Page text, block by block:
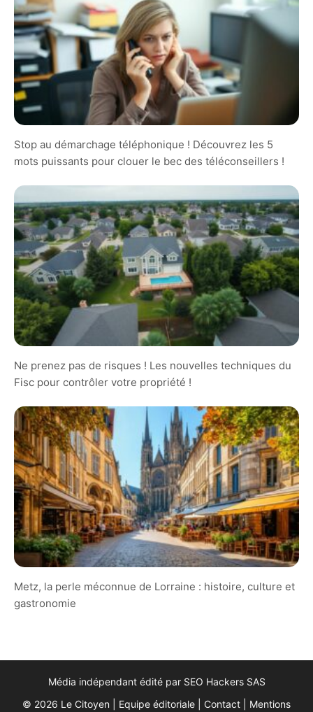
Stop au démarchage téléphonique ! Découvrez les 5
mots puissants pour clouer le bec des téléconseillers !
Ne prenez pas de risques ! Les nouvelles techniques du
Fisc pour contrôler votre propriété !
Metz, la perle méconnue de Lorraine : histoire, culture et
gastronomie
Média indépendant édité par SEO Hackers SAS
© 2026 Le Citoyen | Equipe éditoriale Contact Mentions